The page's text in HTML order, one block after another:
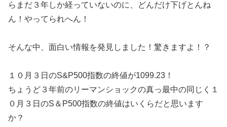
らまだ３年しか経っていないのに、どんだけ下げとんね
ん！やってられへん！
そんな中、面白い情報を発見しました！驚きますよ！？
１０月３日のS&P500指数の終値が1099.23！
ちょうど３年前のリーマンショックの真っ最中の同じく１
０月３日のS＆P500指数の終値はいくらだと思います
か？